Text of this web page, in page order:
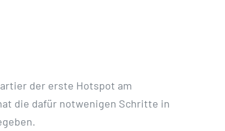
der erste Hotspot am
die dafür notwenigen Schritte in